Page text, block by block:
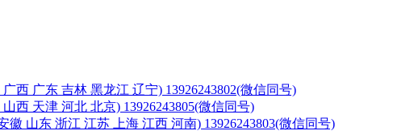
广西 广东 吉林 黑龙江 辽宁) 13926243802(微信同号)
山西 天津 河北 北京) 13926243805(微信同号)
徽 山东 浙江 江苏 上海 江西 河南) 13926243803(微信同号)